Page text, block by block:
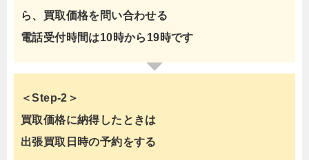
ら、買取価格を問い合わせる
電話受付時間は10時から19時です
＜Step-2＞
買取価格に納得したときは
出張買取日時の予約をする